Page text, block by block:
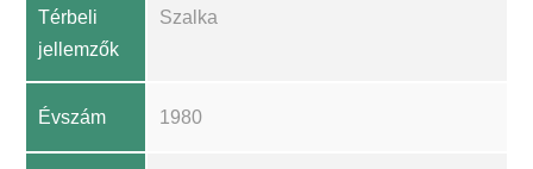
Térbeli
jellemzők
Szalka
Évszám 1980